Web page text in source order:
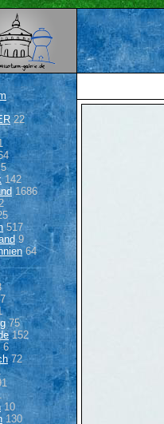
22
5
142
1686
517
9
64
75
152
6
72
10
130